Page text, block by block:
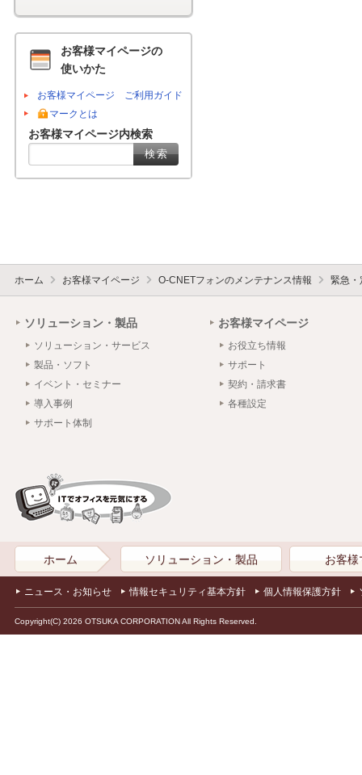
お客様マイページの
使いかた
お客様マイページ ご利用ガイド
マークとは
お客様マイページ内検索
ホーム お客様マイページ O-CNETフォンのメンテナンス情報 緊急・
ソリューション・製品
ソリューション・サービス
製品・ソフト
イベント・セミナー
導入事例
サポート体制
お客様マイページ
お役立ち情報
サポート
契約・請求書
各種設定
ホーム ソリューション・製品 お客様
ニュース・お知らせ 情報セキュリティ基本方針 個人情報保護方針
Copyright(C) 2026 OTSUKA CORPORATION All Rights Reserved.